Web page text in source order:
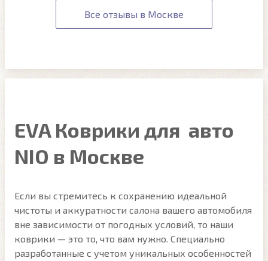
Все отзывы в Москве
EVA Коврики для авто
NIO в Москве
Если вы стремитесь к сохранению идеальной
чистоты и аккуратности салона вашего автомобиля
вне зависимости от погодных условий, то наши
коврики — это то, что вам нужно. Специально
разработанные с учетом уникальных особенностей